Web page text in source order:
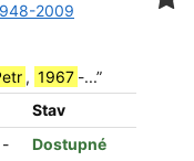
2009
, 1967 -...”
Stav
-
Dostupné